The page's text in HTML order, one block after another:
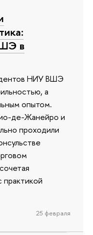
в
НИУ ВШЭ
а
опытом.
де-Жанейро и
проходили
практикой
25 февраля